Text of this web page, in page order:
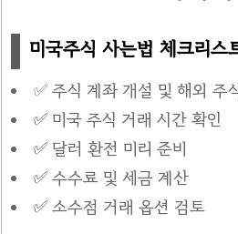
미국주식 사는법 체크리스
✅ 주식 계좌 개설 및 해외 주
✅ 미국 주식 거래 시간 확인
✅ 달러 환전 미리 준비
✅ 수수료 및 세금 계산
✅ 소수점 거래 옵션 검토